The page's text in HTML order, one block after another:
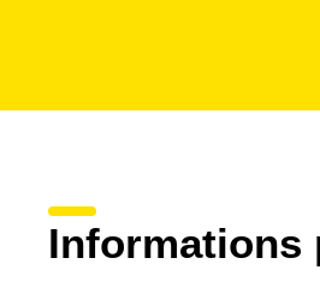
Informations